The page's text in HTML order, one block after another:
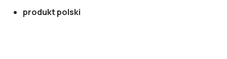
produkt polski